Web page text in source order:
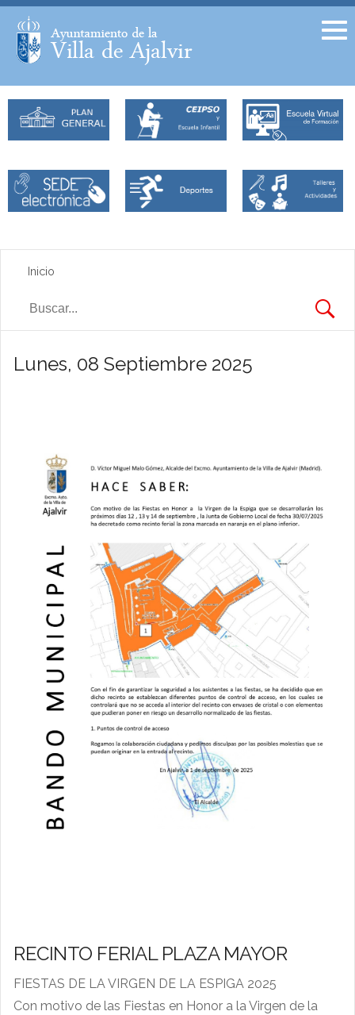
Facebook
Inicio
Lunes, 08 Septiembre 2025
RECINTO FERIAL PLAZA MAYOR
FIESTAS DE LA VIRGEN DE LA ESPIGA 2025
Con motivo de las Fiestas en Honor a la Virgen de la